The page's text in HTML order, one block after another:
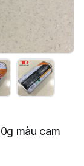
màu cam